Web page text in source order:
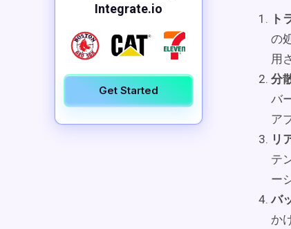
Integrate.io
Get Started
ト
の
用
分
バ
ア
リ
テ
ー
バ
か